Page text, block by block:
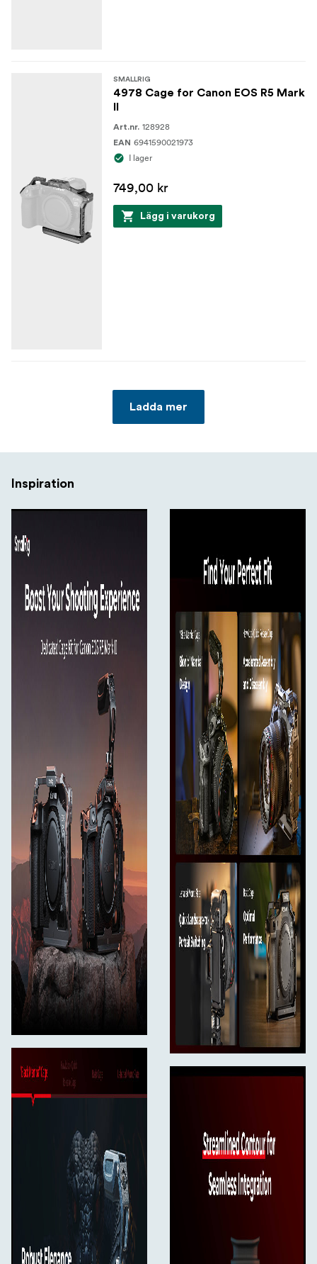
SMALLRIG
4978 Cage for Canon EOS R5 Mark
II
Art.nr. 128928
EAN 6941590021973
I lager
749,00 kr
Lägg i varukorg
Ladda mer
Inspiration